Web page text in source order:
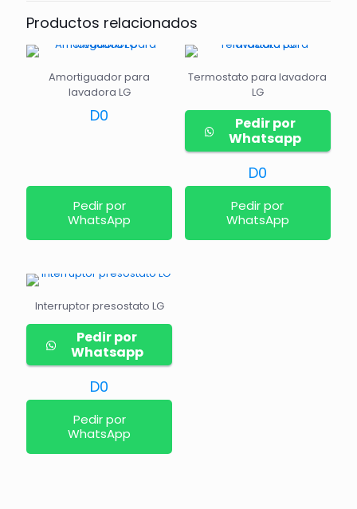
Productos relacionados
Amortiguador para
lavadora LG
D0
Pedir por
WhatsApp
Termostato para lavadora
LG
Pedir por
Whatsapp
D0
Pedir por
WhatsApp
Interruptor presostato LG
Pedir por
Whatsapp
D0
Pedir por
WhatsApp